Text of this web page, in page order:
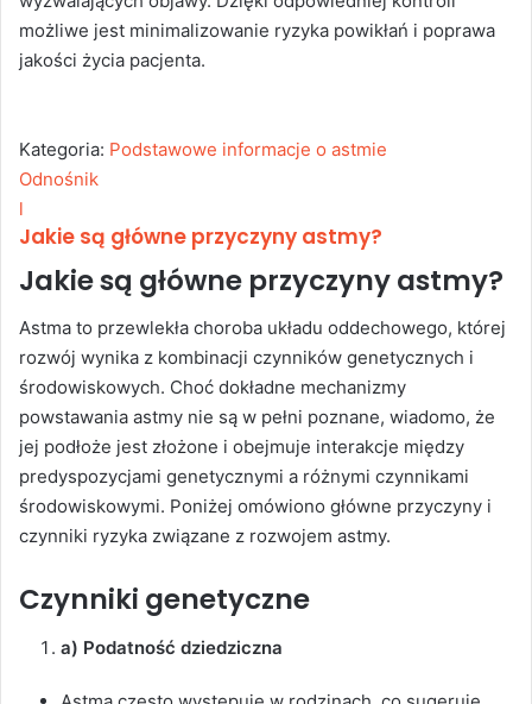
możliwe jest minimalizowanie ryzyka powikłań i poprawa
jakości życia pacjenta.
Kategoria: Podstawowe informacje o astmie
Odnośnik
l
Jakie są główne przyczyny astmy?
Jakie są główne przyczyny astmy?
Astma to przewlekła choroba układu oddechowego, której
rozwój wynika z kombinacji czynników genetycznych i
środowiskowych. Choć dokładne mechanizmy
powstawania astmy nie są w pełni poznane, wiadomo, że
jej podłoże jest złożone i obejmuje interakcje między
predyspozycjami genetycznymi a różnymi czynnikami
środowiskowymi. Poniżej omówiono główne przyczyny i
czynniki ryzyka związane z rozwojem astmy.
Czynniki genetyczne
a) Podatność dziedziczna